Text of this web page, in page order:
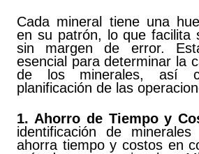
Cada mineral tiene una
en su patrón, lo que facilita
sin margen de error.
esencial para determinar la
de los minerales, así
planificación de las
1. Ahorro de Tiempo y
identificación de
ahorra tiempo y costos en